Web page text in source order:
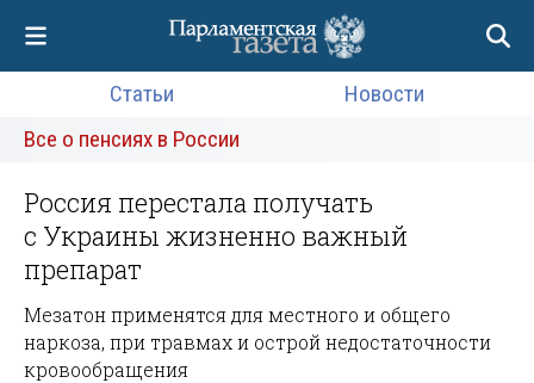
Статьи
Новости
Все о пенсиях в России
Россия перестала получать
с Украины жизненно важный
препарат
Мезатон применятся для местного и общего
наркоза, при травмах и острой недостаточности
кровообращения